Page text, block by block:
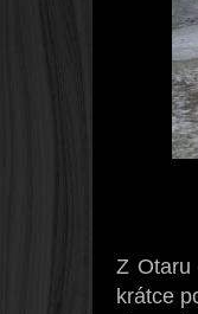
Z Otaru
krátce